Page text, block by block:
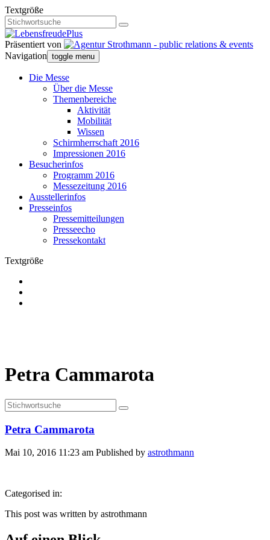
Textgröße
Präsentiert von
Navigation toggle menu
Die Messe
Über die Messe
Themenbereiche
Aktivität
Mobilität
Wissen
Schirmherrschaft 2016
Impressionen 2016
Besucherinfos
Programm 2016
Messezeitung 2016
Ausstellerinfos
Presseinfos
Pressemitteilungen
Presseecho
Pressekontakt
Textgröße
Petra Cammarota
Petra Cammarota
Mai 10, 2016 11:23 am Published by astrothmann
Categorised in:
This post was written by astrothmann